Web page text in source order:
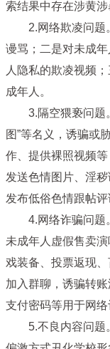
索结果中存在涉黄涉
2.网络欺凌问题
谩骂；二是对未成
人隐私的欺凌视频
成年人。
3.隔空猥亵问题
图”等名义，诱骗或
作、提供裸照视频
发送色情图片、淫
发布低俗色情跟帖
4.网络诈骗问题
未成年人虚假售卖
戏装备、投票返现
加入群聊，诱骗转
支付密码等用于网络
5.不良内容问题